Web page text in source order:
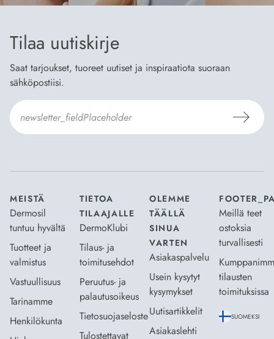
Tilaa uutiskirje
Saat tarjoukset, tuoreet uutiset ja inspiraatiota suoraan
sähköpostiisi.
MEISTÄ
Dermosil
tuntuu hyvältä
Tuotteet ja
valmistus
Vastuullisuus
Tarinamme
Henkilökunta
TIETOA
TILAAJALLE
DermoKlubi
Tilaus- ja
toimitusehdot
Peruutus- ja
palautusoikeus
Tietosuojaseloste
Tulostettavat
OLEMME
TÄÄLLÄ
SINUA
VARTEN
Asiakaspalvelu
Usein kysytyt
kysymykset
Uutisartikkelit
Asiakaslehti
Meillä teet
ostoksia
turvallisesti
tilausten
toimituksissa
SUOMEKSI